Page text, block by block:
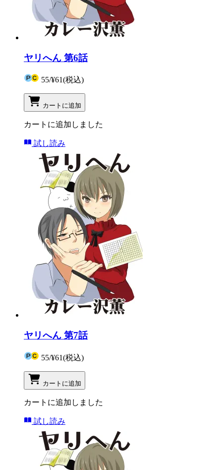
ヤリへん 第6話
55/¥61(税込)
カートに追加
カートに追加しました
試し読み
ヤリへん 第7話
55/¥61(税込)
カートに追加
カートに追加しました
試し読み